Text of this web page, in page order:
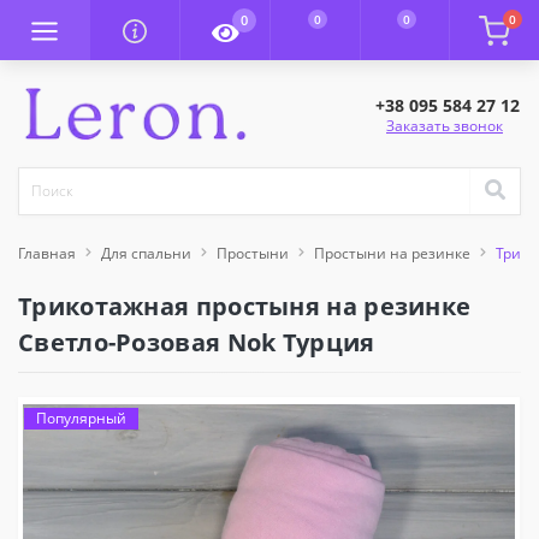
0 0 0 0
+38 095 584 27 12
Заказать звонок
Главная Для спальни Простыни Простыни на резинке
Трикотажная простыня на резинке
Светло-Розовая Nok Турция
Популярный